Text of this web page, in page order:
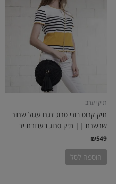
תיקי ערב
תיק קרוס בודי סרוג דגם עגול שחור
שרשרת || תיק סרוג בעבודת יד
₪549
הוספה לסל